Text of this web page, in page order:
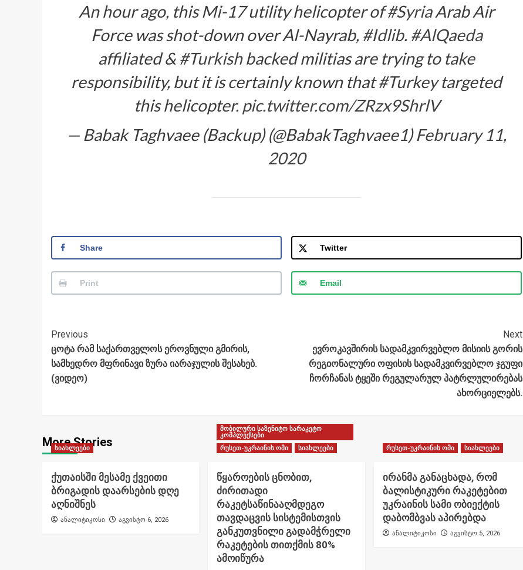
An hour ago, this Mi-17 utility helicopter of#SyriaArab Air
Force was shot-down over Al-Nayrab, #Idlib. #AlQaeda
affiliated & #Turkishbacked militias are trying to take
responsibility, but it is certainly known that#Turkeytargeted
this helicopter. pic.twitter.com/ZRzx9ShrlV
— Babak Taghvaee (Backup) (@BabakTaghvaee1)February 11,
2020
Share Twitter
Print Email
Post
Navigation
Previous
ცოტა რამ საქართველოს ეროვნული გმირის,
სამხედრო მფრინავი ზურა იარაჯულის შესახებ.
(ვიდეო)
Next
ევროკავშირის სადამკვირვებლო მისიის გორის
რეგიონალური ოფისის სადამკვირვებლო ჯგუფი
ჩორჩანას ტყეში რეგულარულ პატრლულირებას
ახორციელებს.
More Stories
სიახლეები
ქუთაისში მესამე ქვეითი
ბრიგადის დაარსების დღე
აღნიშნეს
ანალიტიკოსი აგვისტო 6, 2026
მობილური საზენიტო სარაკეტო
კომპლექსები
რუსეთ-უკრაინის ომი
სიახლეები
წყაროების ცნობით,
ძირითადი
რაკეტსაწინააღმდეგო
თავდაცვის სისტემისთვის
განკუთვნილი გადამჭრელი
რაკეტების თითქმის 80%
ამოიწურა
რუსეთ-უკრაინის ომი სიახლეები
ირანმა განაცხადა, რომ
ბალისტიკური რაკეტებით
უკრაინის სამი ობიექტის
დაბომბვას აპირებდა
ანალიტიკოსი აგვისტო 5, 2026